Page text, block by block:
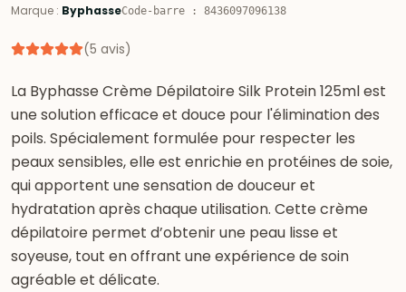
Marque : ByphasseCode-barre : 8436097096138
(5 avis)
La Byphasse Crème Dépilatoire Silk Protein 125ml est
une solution efficace et douce pour l'élimination des
poils. Spécialement formulée pour respecter les
peaux sensibles, elle est enrichie en protéines de soie,
qui apportent une sensation de douceur et
hydratation après chaque utilisation. Cette crème
dépilatoire permet d’obtenir une peau lisse et
soyeuse, tout en offrant une expérience de soin
agréable et délicate.